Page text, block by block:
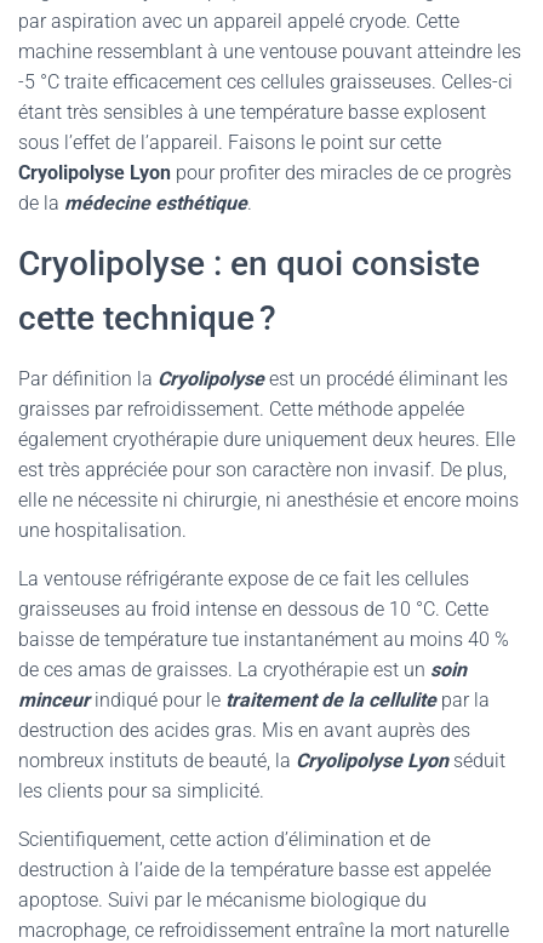
par aspiration avec un appareil appelé cryode. Cette
machine ressemblant à une ventouse pouvant atteindre les
-5 °C traite efficacement ces cellules graisseuses. Celles-ci
étant très sensibles à une température basse explosent
sous l’effet de l’appareil. Faisons le point sur cette
Cryolipolyse Lyon pour profiter des miracles de ce progrès
de la médecine esthétique.
Cryolipolyse : en quoi consiste
cette technique ?
Par définition la Cryolipolyseest un procédé éliminant les
graisses par refroidissement. Cette méthode appelée
également cryothérapie dure uniquement deux heures. Elle
est très appréciée pour son caractère non invasif. De plus,
elle ne nécessite ni chirurgie, ni anesthésie et encore moins
une hospitalisation.
La ventouse réfrigérante expose de ce fait les cellules
graisseuses au froid intense en dessous de 10 °C. Cette
baisse de température tue instantanément au moins 40 %
de ces amas de graisses. La cryothérapie est un soin
minceurindiqué pour le traitement de la cellulite par la
destruction des acides gras. Mis en avant auprès des
nombreux instituts de beauté, la Cryolipolyse Lyonséduit
les clients pour sa simplicité.
Scientifiquement, cette action d’élimination et de
destruction à l’aide de la température basse est appelée
apoptose. Suivi par le mécanisme biologique du
macrophage, ce refroidissement entraîne la mort naturelle